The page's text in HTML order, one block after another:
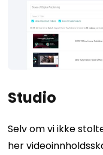
Studio
Selv om vi ikke
her